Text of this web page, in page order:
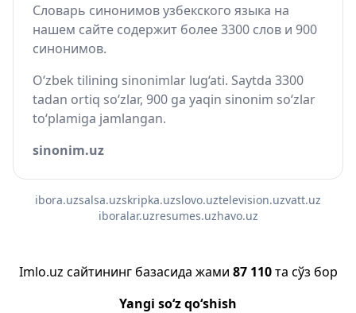
Словарь синонимов узбекского языка на
нашем сайте содержит более 3300 слов и 900
синонимов.
O‘zbek tilining sinonimlar lug‘ati. Saytda 3300
tadan ortiq so‘zlar, 900 ga yaqin sinonim so‘zlar
to‘plamiga jamlangan.
sinonim.uz
ibora.uzsalsa.uzskripka.uzslovo.uztelevision.uzvatt.uz
iboralar.uzresumes.uzhavo.uz
Imlo.uz сайтининг базасида жами 87 110та сўз бор
Yangi so‘z qo‘shish